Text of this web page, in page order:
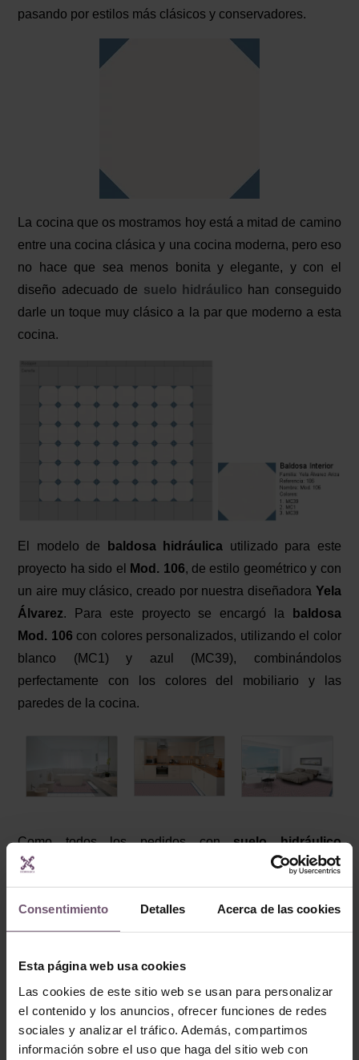
Consentimiento Detalles Acerca de las cookies
Esta página web usa cookies
Las cookies de este sitio web se usan para personalizar
el contenido y los anuncios, ofrecer funciones de redes
sociales y analizar el tráfico. Además, compartimos
información sobre el uso que haga del sitio web con
pasando por estilos más clásicos y conservadores.
La cocina que os mostramos hoy está a mitad de camino
entre una cocina clásica y una cocina moderna, pero eso
no hace que sea menos bonita y elegante, y con el
diseño adecuado de suelo hidráulico han conseguido
darle un toque muy clásico a la par que moderno a esta
cocina.
El modelo de baldosa hidráulica utilizado para este
proyecto ha sido el
Mod. 106, de estilo geométrico y con
un aire muy clásico, creado por nuestra diseñadora Yela
Álvarez. Para este proyecto se encargó la
baldosa
Mod. 106 con colores personalizados, utilizando el color
blanco (MC1) y azul (MC39), combinándolos
perfectamente con los colores del mobiliario y las
paredes de la cocina.
Como todos los pedidos consuelo hidráulico
personalizado, este pedido tardó varias semanas en
fabricarse y enviarse al cliente, pero siempre merece la
pena la espera.
o acontacto@demosaica.com